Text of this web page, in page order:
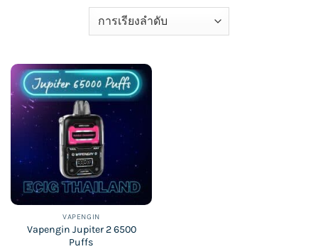
VAPENGIN
Vapengin Jupiter 2 6500
Puffs